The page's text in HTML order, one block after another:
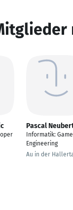
Pascal
Informatik:
Engineering
Au in der